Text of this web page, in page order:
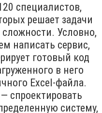
специалистов,
решает задачи
сложности. Условно,
написать сервис,
готовый код
в него
Excel-файла.
спроектировать
систему,